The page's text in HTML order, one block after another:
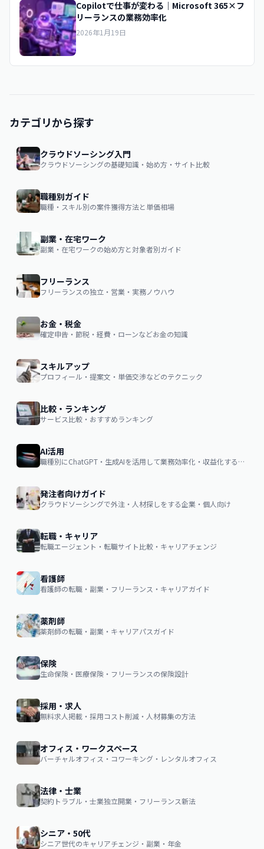
Copilotで仕事が変わる｜Microsoft 365×フ
リーランスの業務効率化
2026年1月19日
カテゴリから探す
クラウドソーシング入門
クラウドソーシングの基礎知識・始め方・サイト比較
職種別ガイド
職種・スキル別の案件獲得方法と単価相場
副業・在宅ワーク
副業・在宅ワークの始め方と対象者別ガイド
フリーランス
フリーランスの独立・営業・実務ノウハウ
お金・税金
確定申告・節税・経費・ローンなどお金の知識
スキルアップ
プロフィール・提案文・単価交渉などのテクニック
比較・ランキング
サービス比較・おすすめランキング
AI活用
職種別にChatGPT・生成AIを活用して業務効率化・収益化するノウハウ
発注者向けガイド
クラウドソーシングで外注・人材探しをする企業・個人向け
転職・キャリア
転職エージェント・転職サイト比較・キャリアチェンジ
看護師
看護師の転職・副業・フリーランス・キャリアガイド
薬剤師
薬剤師の転職・副業・キャリアパスガイド
保険
生命保険・医療保険・フリーランスの保険設計
採用・求人
無料求人掲載・採用コスト削減・人材募集の方法
オフィス・ワークスペース
バーチャルオフィス・コワーキング・レンタルオフィス
法律・士業
契約トラブル・士業独立開業・フリーランス新法
シニア・50代
シニア世代のキャリアチェンジ・副業・年金